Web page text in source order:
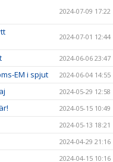
2024-07-09 17:22
2024-07-01 12:44
2024-06-06 23:47
EM i spjut 2024-06-04 14:55
2024-05-29 12:58
2024-05-15 10:49
2024-05-13 18:21
2024-04-29 21:16
2024-04-15 10:16